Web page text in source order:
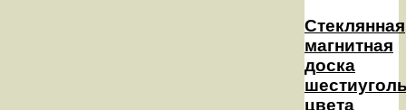
Стеклянная
магнитная
доска
цвета